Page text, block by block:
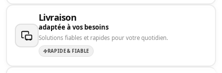
Livraison
adaptée à vos besoins
Solutions fiables et rapides pour votre quotidien.
RAPIDE & FIABLE